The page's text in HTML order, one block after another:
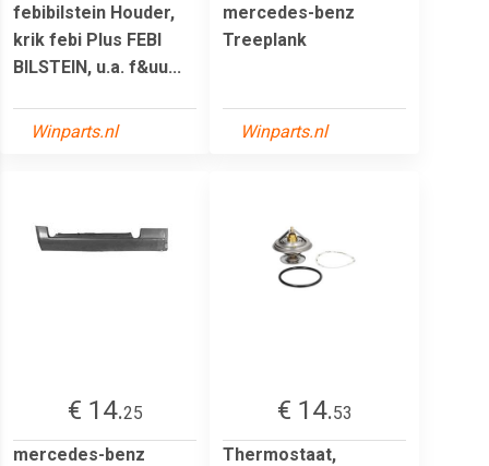
febibilstein Houder,
krik febi Plus FEBI
BILSTEIN, u.a. f&uu...
Winparts.nl
mercedes-benz
Treeplank
Winparts.nl
€ 14.25
mercedes-benz
€ 14.53
Thermostaat,